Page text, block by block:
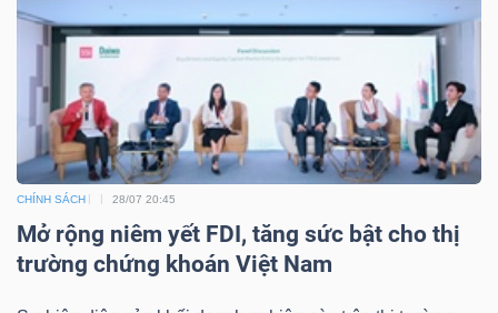
CHÍNH SÁCH 28/07 20:45
Mở rộng niêm yết FDI, tăng sức bật cho thị
trường chứng khoán Việt Nam